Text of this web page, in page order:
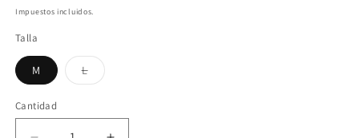
habitual
Impuestos incluidos.
Talla
M LVariante
agotada
Cantidad